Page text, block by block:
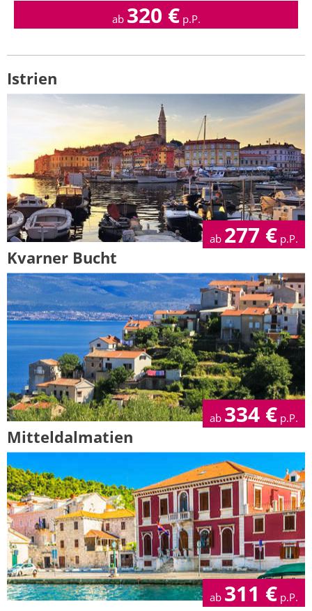
ab 320 € p.P.
Istrien
ab 277 € p.P.
Kvarner Bucht
ab 334 € p.P.
Mitteldalmatien
ab 311 € p.P.